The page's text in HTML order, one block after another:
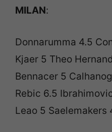
MILAN:
Donnarumma 4.5
Kjaer 5 Theo
Bennacer 5
Rebic 6.5
Leao 5 Saelemakers